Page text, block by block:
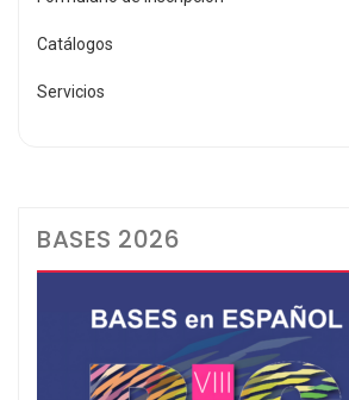
Catálogos
Servicios
BASES 2026